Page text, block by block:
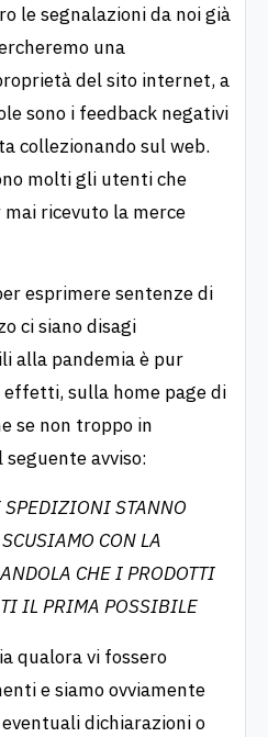
le segnalazioni da noi già
una
del sito internet, a
sono i feedback negativi
collezionando sul web.
molti gli utenti che
ricevuto la merce
esprimere sentenze di
ci siano disagi
alla pandemia è pur
sulla home page di
se non troppo in
avviso:
SPEDIZIONI STANNO
CON LA
CHE I PRODOTTI
IL PRIMA POSSIBILE
qualora vi fossero
e siamo ovviamente
dichiarazioni o